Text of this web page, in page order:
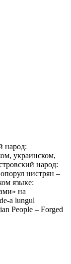
народ:
украинском,
народ:
нистрян –
языке:
на
a lungul
People – Forged